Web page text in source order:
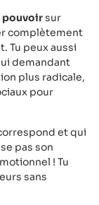
pouvoirsur
complètement
Tu peux aussi
demandant
plus radicale,
pour
et qui
pas son
! Tu
sans